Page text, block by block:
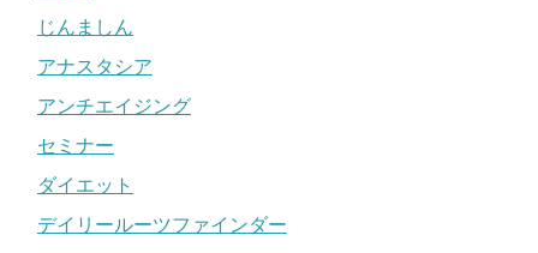
じんましん
アナスタシア
アンチエイジング
セミナー
ダイエット
デイリールーツファインダー